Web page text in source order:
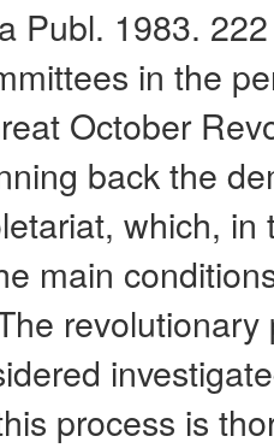
Publ. 1983.
in the
October
back the
which,
main
process is